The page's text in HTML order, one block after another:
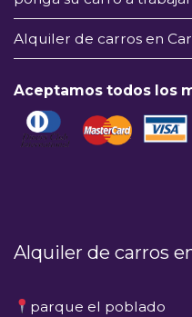
Alquiler de carros en
Aceptamos todos los
Alquiler de carros
parque el poblado